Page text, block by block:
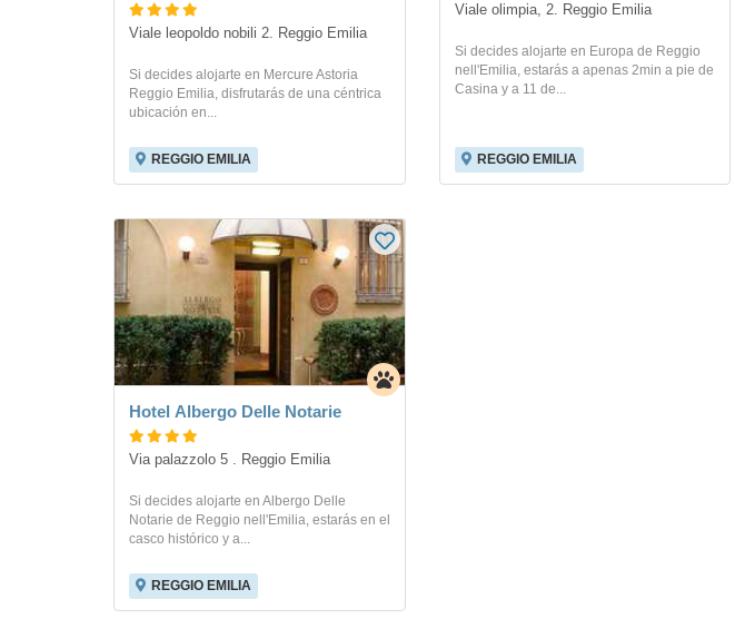
Viale leopoldo nobili 2. Reggio Emilia
Si decides alojarte en Mercure Astoria
Reggio Emilia, disfrutarás de una céntrica
ubicación en...
REGGIO EMILIA
Viale olimpia, 2. Reggio Emilia
Si decides alojarte en Europa de Reggio
nell'Emilia, estarás a apenas 2min a pie de
Casina y a 11 de...
REGGIO EMILIA
Hotel Albergo Delle Notarie
Via palazzolo 5 . Reggio Emilia
Si decides alojarte en Albergo Delle
Notarie de Reggio nell'Emilia, estarás en el
casco histórico y a...
REGGIO EMILIA